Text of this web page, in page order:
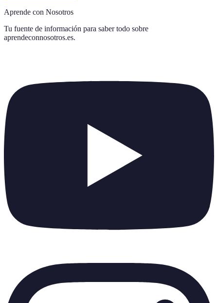
Aprende con Nosotros
Tu fuente de información para saber todo sobre
aprendeconnosotros.es.